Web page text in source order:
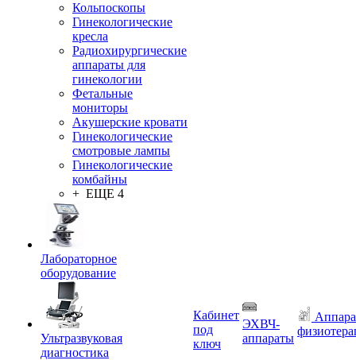
Кольпоскопы
Гинекологические
кресла
Радиохирургические
аппараты для
гинекологии
Фетальные
мониторы
Акушерские кровати
Гинекологические
смотровые лампы
Гинекологические
комбайны
+ ЕЩЕ 4
Лабораторное
оборудование
Ультразвуковая
диагностика
Кабинет
под
ключ
ЭХВЧ-
аппараты